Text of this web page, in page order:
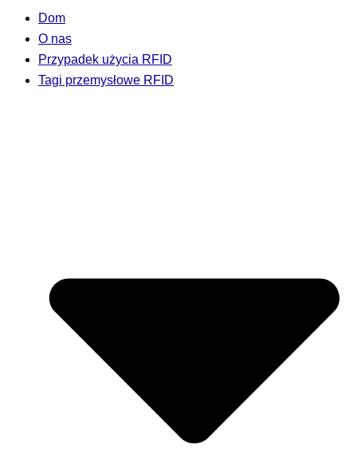
Dom
O nas
Przypadek użycia RFID
Tagi przemysłowe RFID